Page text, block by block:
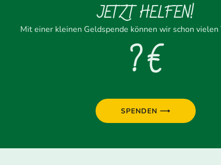
JETZT HELFEN!
Mit einer kleinen Geldspende können wir schon
? €
SPENDEN ⟶